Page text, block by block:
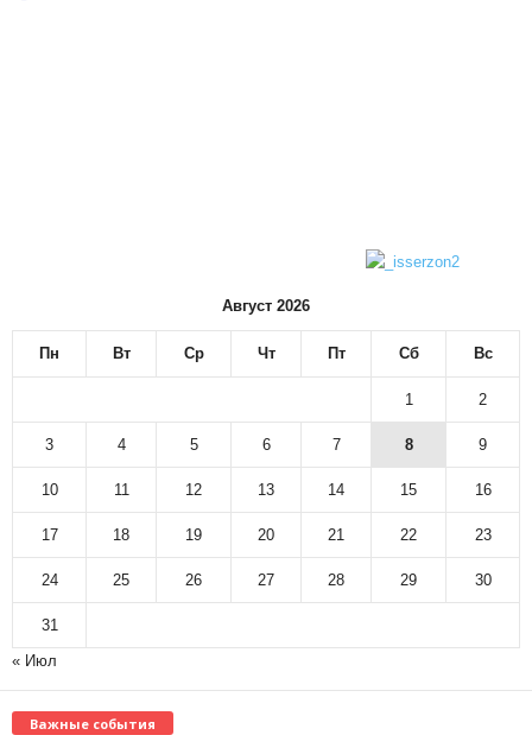
Август 2026
Пн Вт Ср Чт Пт Сб Вс
1 2
3 4 5 6 7 8 9
10 11 12 13 14 15 16
17 18 19 20 21 22 23
24 25 26 27 28 29 30
31
« Июл
Важные события